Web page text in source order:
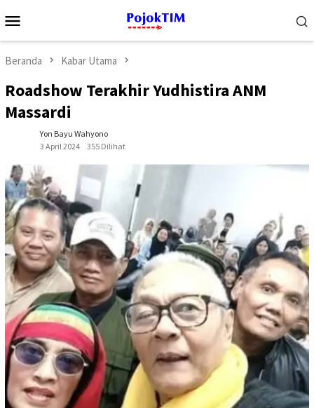
ke
Mobile
Beranda Kabar Utama
Roadshow Terakhir Yudhistira ANM
Massardi
Yon Bayu Wahyono
3 April 2024
355 Dilihat